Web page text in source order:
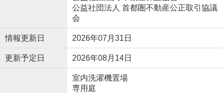
公益社団法人 首都圏不動産公正取引協議
会
情報更新日 2026年07月31日
更新予定日 2026年08月14日
室内洗濯機置場
専用庭